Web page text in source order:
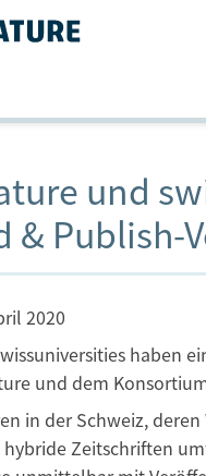
und
& Publish-
2020
haben
und dem
in der Schweiz,
Zeitschriften